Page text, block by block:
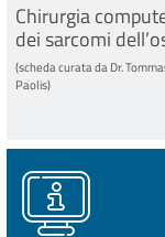
Chirurgia
dei sarcomi
(scheda curata da Dr.
Paolis)